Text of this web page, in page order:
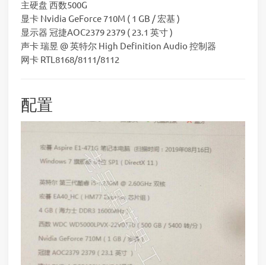
主硬盘 西数500G
显卡 Nvidia GeForce 710M ( 1 GB / 宏基 )
显示器 冠捷AOC2379 2379 ( 23.1 英寸 )
声卡 瑞昱 @ 英特尔 High Definition Audio 控制器
网卡 RTL8168/8111/8112
配置